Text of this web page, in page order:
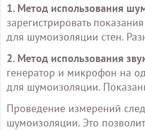
1. Метод использования
зарегистрировать
для шумоизоляции стен.
2. Метод использования
генератор и микрофон на
для шумоизоляции.
Проведение измерений
шумоизоляции. Это